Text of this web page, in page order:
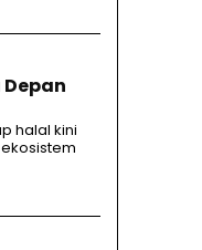
halal kini